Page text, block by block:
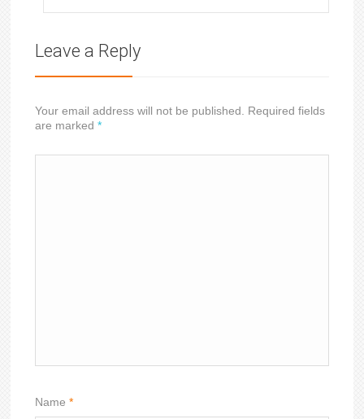
Leave a Reply
Your email address will not be published. Required fields
are marked*
Name*